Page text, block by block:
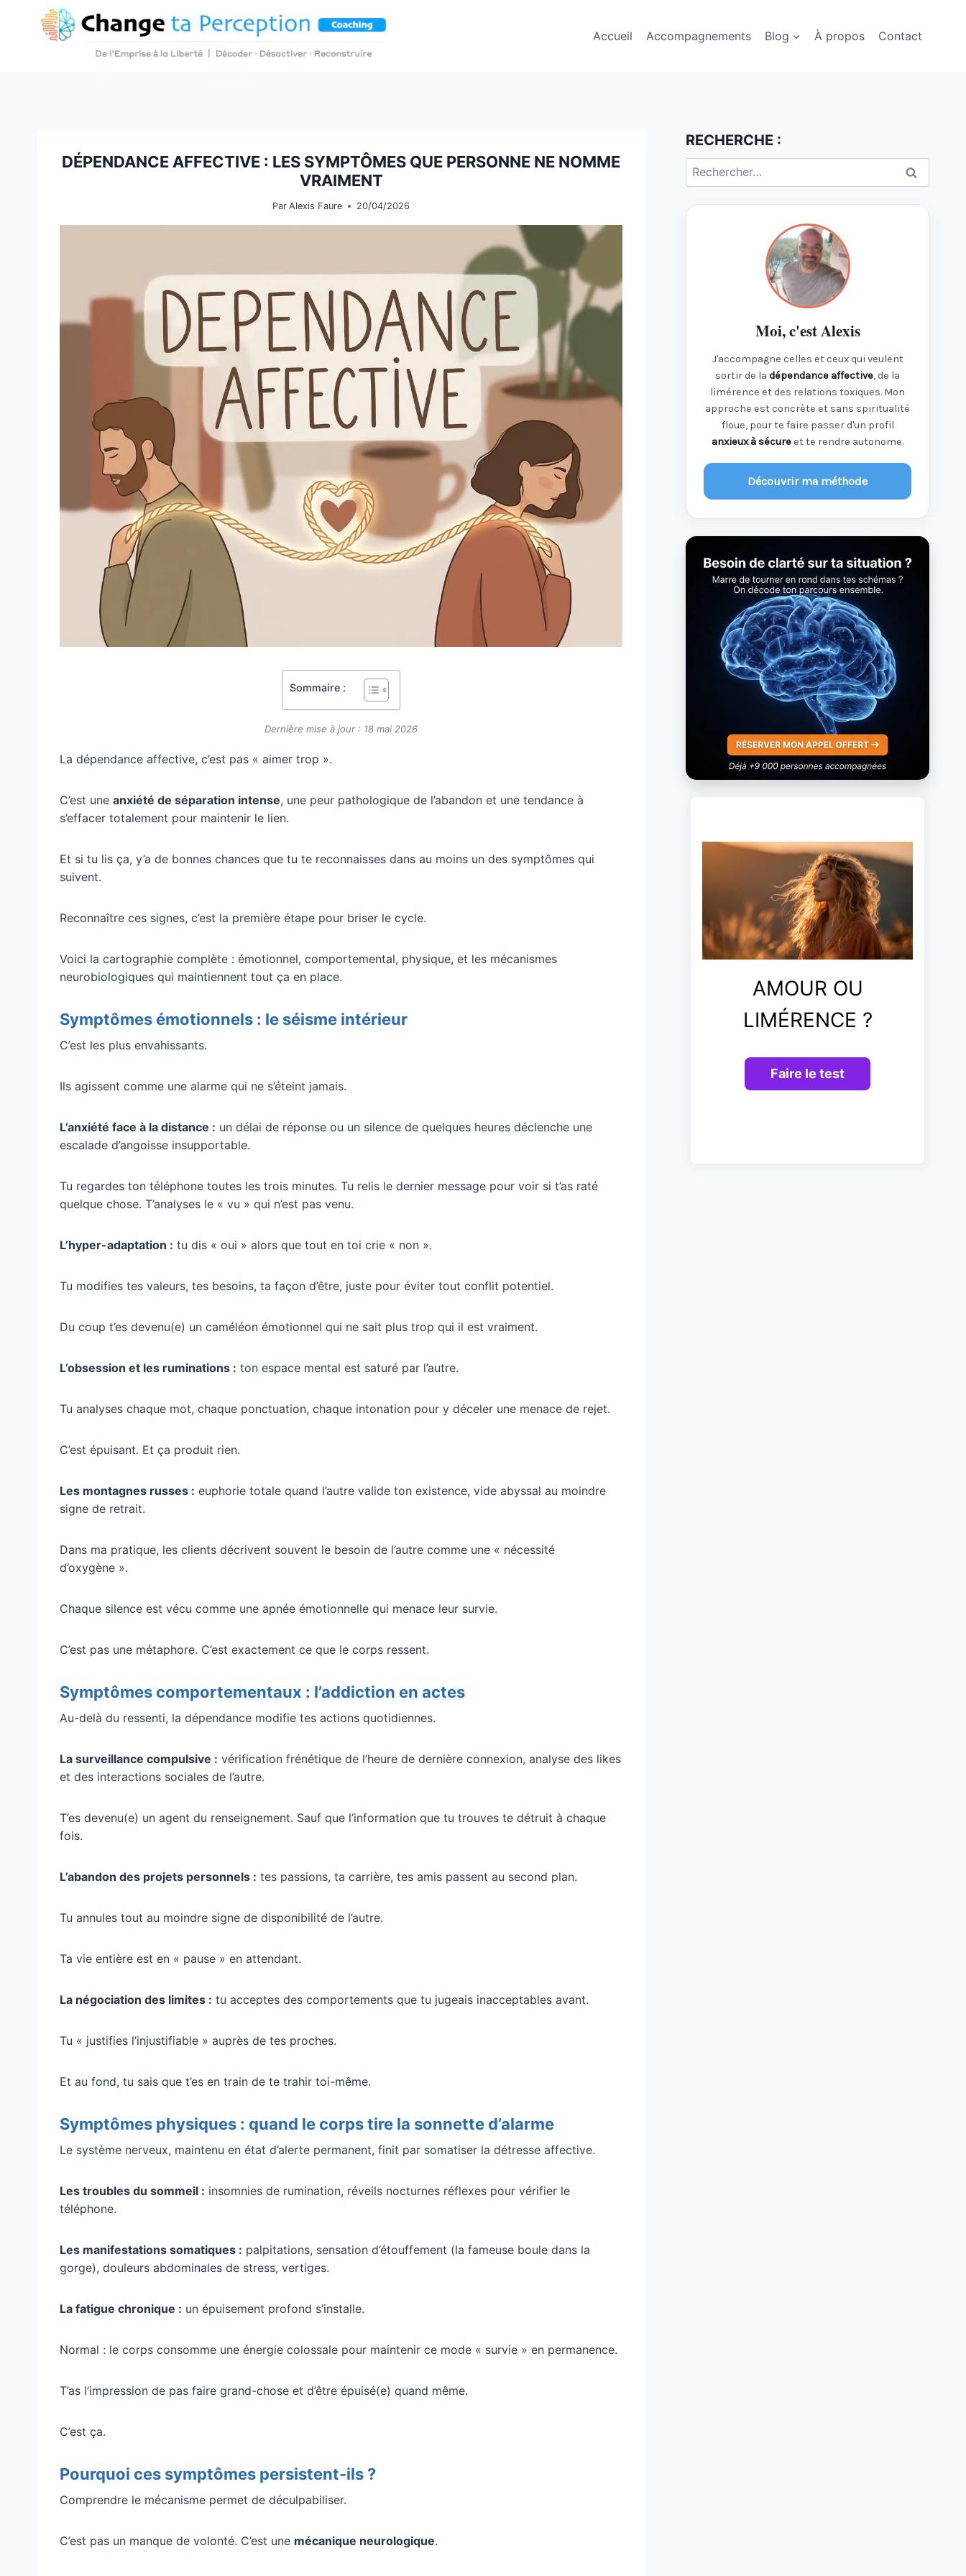
Accueil Accompagnements Blog À propos Contact
DÉPENDANCE AFFECTIVE : LES SYMPTÔMES QUE PERSONNE NE NOMME
VRAIMENT
Par Alexis Faure 20/04/2026
Sommaire :
Dernière mise à jour : 18 mai 2026
La dépendance affective, c’est pas « aimer trop ».
C’est une anxiété de séparation intense, une peur pathologique de l’abandon et une tendance à
s’effacer totalement pour maintenir le lien.
Et si tu lis ça, y’a de bonnes chances que tu te reconnaisses dans au moins un des symptômes qui
suivent.
Reconnaître ces signes, c’est la première étape pour briser le cycle.
Voici la cartographie complète : émotionnel, comportemental, physique, et les mécanismes
neurobiologiques qui maintiennent tout ça en place.
Symptômes émotionnels : le séisme intérieur
C’est les plus envahissants.
Ils agissent comme une alarme qui ne s’éteint jamais.
L’anxiété face à la distance : un délai de réponse ou un silence de quelques heures déclenche une
escalade d’angoisse insupportable.
Tu regardes ton téléphone toutes les trois minutes. Tu relis le dernier message pour voir si t’as raté
quelque chose. T’analyses le « vu » qui n’est pas venu.
L’hyper-adaptation : tu dis « oui » alors que tout en toi crie « non ».
Tu modifies tes valeurs, tes besoins, ta façon d’être, juste pour éviter tout conflit potentiel.
Du coup t’es devenu(e) un caméléon émotionnel qui ne sait plus trop qui il est vraiment.
L’obsession et les ruminations : ton espace mental est saturé par l’autre.
Tu analyses chaque mot, chaque ponctuation, chaque intonation pour y déceler une menace de rejet.
C’est épuisant. Et ça produit rien.
Les montagnes russes : euphorie totale quand l’autre valide ton existence, vide abyssal au moindre
signe de retrait.
Dans ma pratique, les clients décrivent souvent le besoin de l’autre comme une « nécessité
d’oxygène ».
Chaque silence est vécu comme une apnée émotionnelle qui menace leur survie.
C’est pas une métaphore. C’est exactement ce que le corps ressent.
Symptômes comportementaux : l’addiction en actes
Au-delà du ressenti, la dépendance modifie tes actions quotidiennes.
La surveillance compulsive : vérification frénétique de l’heure de dernière connexion, analyse des likes
et des interactions sociales de l’autre.
T’es devenu(e) un agent du renseignement. Sauf que l’information que tu trouves te détruit à chaque
fois.
L’abandon des projets personnels : tes passions, ta carrière, tes amis passent au second plan.
Tu annules tout au moindre signe de disponibilité de l’autre.
Ta vie entière est en « pause » en attendant.
La négociation des limites : tu acceptes des comportements que tu jugeais inacceptables avant.
Tu « justifies l’injustifiable » auprès de tes proches.
Et au fond, tu sais que t’es en train de te trahir toi-même.
Symptômes physiques : quand le corps tire la sonnette d’alarme
Le système nerveux, maintenu en état d’alerte permanent, finit par somatiser la détresse affective.
Les troubles du sommeil : insomnies de rumination, réveils nocturnes réflexes pour vérifier le
téléphone.
Les manifestations somatiques : palpitations, sensation d’étouffement (la fameuse boule dans la
gorge), douleurs abdominales de stress, vertiges.
La fatigue chronique : un épuisement profond s’installe.
Normal : le corps consomme une énergie colossale pour maintenir ce mode « survie » en permanence.
T’as l’impression de pas faire grand-chose et d’être épuisé(e) quand même.
C’est ça.
Pourquoi ces symptômes persistent-ils ?
Comprendre le mécanisme permet de déculpabiliser.
C’est pas un manque de volonté. C’est une mécanique neurologique.
RECHERCHE :
Rechercher :
Moi, c'est Alexis
J'accompagne celles et ceux qui veulent
sortir de ladépendance affective, de la
limérence et des relations toxiques. Mon
approche est concrète et sans spiritualité
floue, pour te faire passer d'un profil
anxieux à sécureet te rendre autonome.
Découvrir ma méthode
AMOUR OU
LIMÉRENCE ?